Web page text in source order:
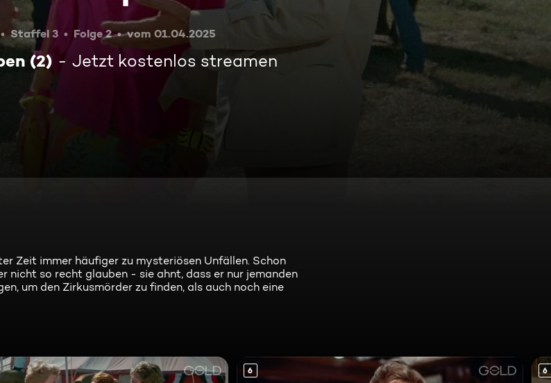
Staffel 3 Folge 2 vom 01.04.2025
(2) Jetzt kostenlos streamen
Zeit immer häufiger zu mysteriösen Unfällen. Schon
nicht so recht glauben - sie ahnt, dass er nur jemanden
um den Zirkusmörder zu finden, als auch noch eine
6 6